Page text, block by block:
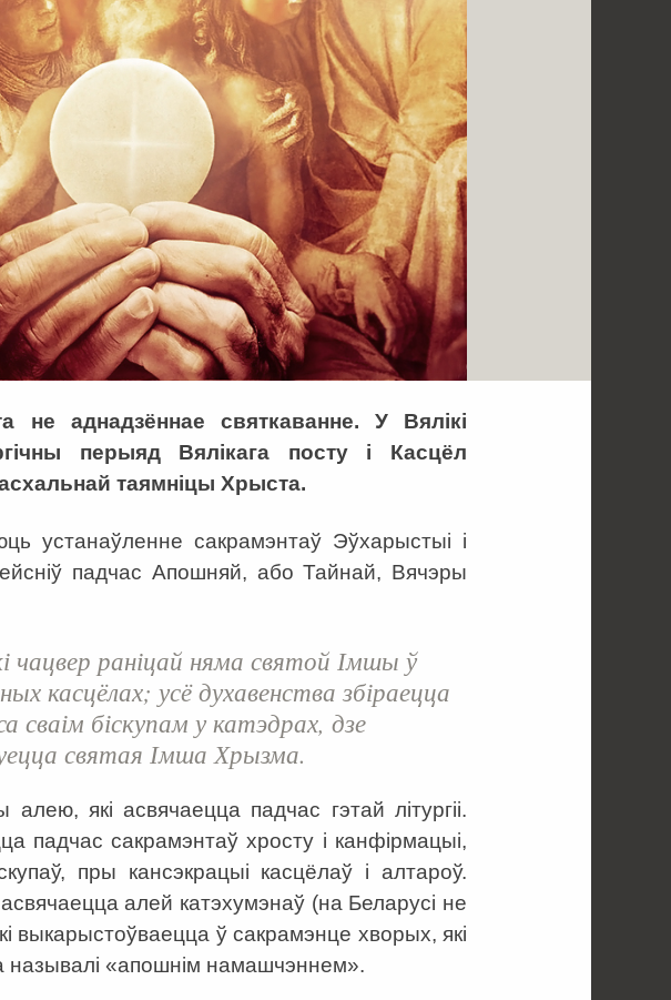
не аднадзённае святкаванне. У Вялікі
перыяд Вялікага посту і Касцёл
таямніцы Хрыста.
устанаўленне сакрамэнтаў Эўхарыстыі і
падчас Апошняй, або Тайнай, Вячэры
чацвер раніцай няма святой Імшы ў
касцёлах; усё духавенства збіраецца
сваім біскупам у катэдрах, дзе
святая Імша Хрызма.
які асвячаецца падчас гэтай літургіі.
падчас сакрамэнтаў хросту і канфірмацыі,
пры кансэкрацыі касцёлаў і алтароў.
алей катэхумэнаў (на Беларусі не
выкарыстоўваецца ў сакрамэнце хворых, які
называлі «апошнім намашчэннем».